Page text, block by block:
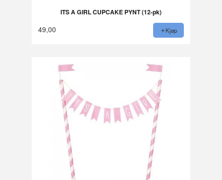
ITS A GIRL CUPCAKE PYNT (12-pk)
49,00 Kjøp